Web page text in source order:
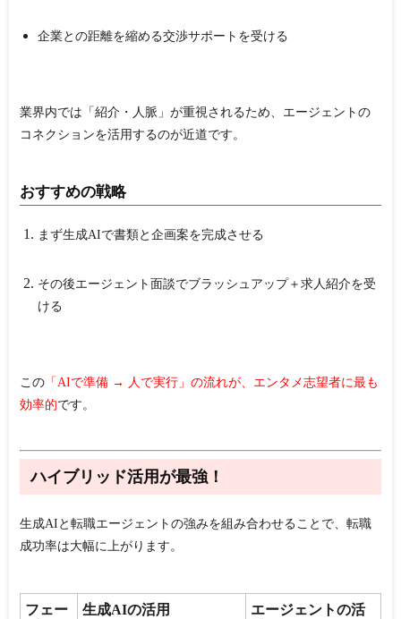
企業との距離を縮める交渉サポートを受ける
業界内では「紹介・人脈」が重視されるため、 エージェントの
コネクションを活用するのが近道です。
おすすめの戦略
まず生成AIで書類と企画案を完成させる
その後エージェント面談でブラッシュアップ＋求人紹介を受
ける
この 「AIで準備 → 人で実行」の流れが、エンタメ志望者に最も
効率的です。
ハイブリッド活用が最強！
生成AIと転職エージェントの強みを組み合わせることで、転職
成功率は大幅に上がります。
フェー
生成AIの活用
エージェントの活